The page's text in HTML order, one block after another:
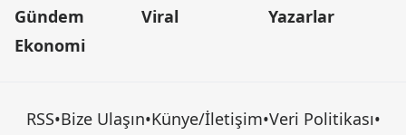
Gündem
Ekonomi
Viral
Yazarlar
RSS•Bize Ulaşın•Künye/İletişim•Veri Politikası•